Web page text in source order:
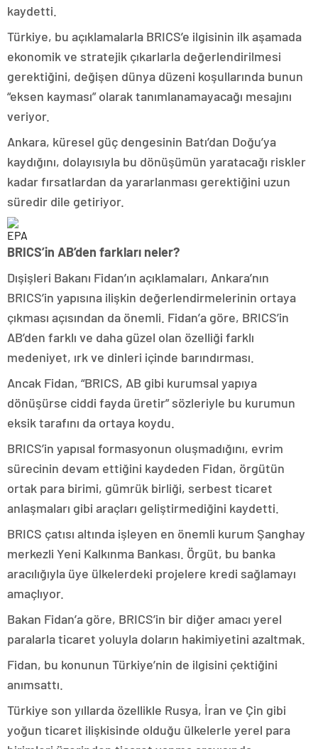
kaydetti.
Türkiye, bu açıklamalarla BRICS’e ilgisinin ilk aşamada
ekonomik ve stratejik çıkarlarla değerlendirilmesi
gerektiğini, değişen dünya düzeni koşullarında bunun
“eksen kayması” olarak tanımlanamayacağı mesajını
veriyor.
Ankara, küresel güç dengesinin Batı’dan Doğu’ya
kaydığını, dolayısıyla bu dönüşümün yaratacağı riskler
kadar fırsatlardan da yararlanması gerektiğini uzun
süredir dile getiriyor.
EPA
BRICS’in AB’den farkları neler?
Dışişleri Bakanı Fidan’ın açıklamaları, Ankara’nın
BRICS’in yapısına ilişkin değerlendirmelerinin ortaya
çıkması açısından da önemli. Fidan’a göre, BRICS’in
AB’den farklı ve daha güzel olan özelliği farklı
medeniyet, ırk ve dinleri içinde barındırması.
Ancak Fidan, “BRICS, AB gibi kurumsal yapıya
dönüşürse ciddi fayda üretir” sözleriyle bu kurumun
eksik tarafını da ortaya koydu.
BRICS’in yapısal formasyonun oluşmadığını, evrim
sürecinin devam ettiğini kaydeden Fidan, örgütün
ortak para birimi, gümrük birliği, serbest ticaret
anlaşmaları gibi araçları geliştirmediğini kaydetti.
BRICS çatısı altında işleyen en önemli kurum Şanghay
merkezli Yeni Kalkınma Bankası. Örgüt, bu banka
aracılığıyla üye ülkelerdeki projelere kredi sağlamayı
amaçlıyor.
Bakan Fidan’a göre, BRICS’in bir diğer amacı yerel
paralarla ticaret yoluyla doların hakimiyetini azaltmak.
Fidan, bu konunun Türkiye’nin de ilgisini çektiğini
anımsattı.
Türkiye son yıllarda özellikle Rusya, İran ve Çin gibi
yoğun ticaret ilişkisinde olduğu ülkelerle yerel para